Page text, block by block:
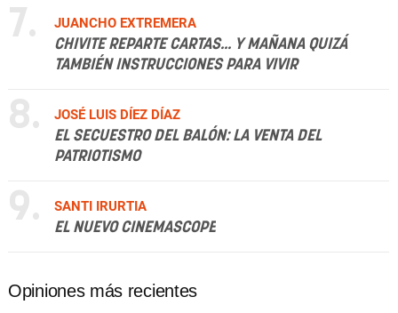
7.
JUANCHO EXTREMERA
CHIVITE REPARTE CARTAS... Y MAÑANA QUIZÁ
TAMBIÉN INSTRUCCIONES PARA VIVIR
8.
JOSÉ LUIS DÍEZ DÍAZ
EL SECUESTRO DEL BALÓN: LA VENTA DEL
PATRIOTISMO
9.
SANTI IRURTIA
EL NUEVO CINEMASCOPE
Opiniones más recientes